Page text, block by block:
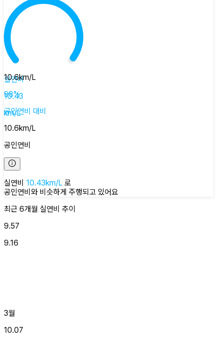
실연비
10.43
km/L
10.6km/L
98%
공인연비 대비
10.6km/L
공인연비
실연비 10.43km/L 로
공인연비와 비슷하게 주행되고 있어요
최근 6개월 실연비 추이
9.57
9.16
3월
10.07